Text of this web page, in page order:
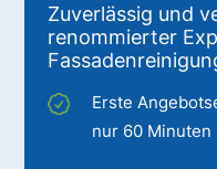
Zuverlässig und
renommierter
Erste
nur 60 Minuten